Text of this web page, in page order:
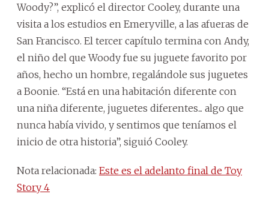
Woody?”, explicó el director Cooley, durante una
visita a los estudios en Emeryville, a las afueras de
San Francisco. El tercer capítulo termina con Andy,
el niño del que Woody fue su juguete favorito por
años, hecho un hombre, regalándole sus juguetes
a Boonie. “Está en una habitación diferente con
una niña diferente, juguetes diferentes... algo que
nunca había vivido, y sentimos que teníamos el
inicio de otra historia”, siguió Cooley.
Nota relacionada: Este es el adelanto final de Toy
Story 4